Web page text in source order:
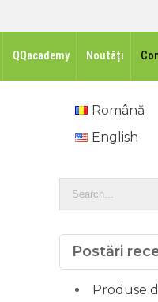
QQacademy Noutăți
Română
English
Postări
Produse